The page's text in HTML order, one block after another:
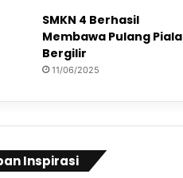
SMKN 4 Berhasil
Membawa Pulang Piala
Bergilir
11/06/2025
Inspirasi